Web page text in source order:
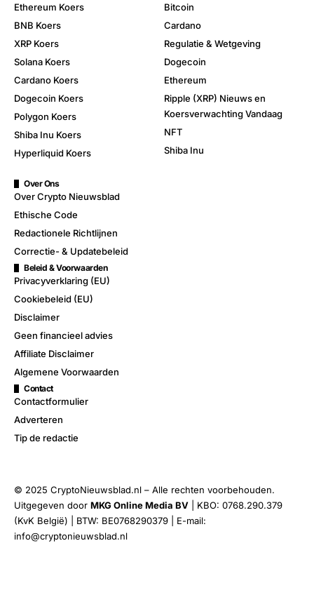
Ethereum Koers
BNB Koers
XRP Koers
Solana Koers
Cardano Koers
Dogecoin Koers
Polygon Koers
Shiba Inu Koers
Hyperliquid Koers
Bitcoin
Cardano
Regulatie & Wetgeving
Dogecoin
Ethereum
Ripple (XRP) Nieuws en
Koersverwachting Vandaag
NFT
Shiba Inu
Over Ons
Over Crypto Nieuwsblad
Ethische Code
Redactionele Richtlijnen
Correctie- & Updatebeleid
Beleid & Voorwaarden
Privacyverklaring (EU)
Cookiebeleid (EU)
Disclaimer
Geen financieel advies
Affiliate Disclaimer
Algemene Voorwaarden
Contact
Contactformulier
Adverteren
Tip de redactie
© 2025 CryptoNieuwsblad.nl – Alle rechten voorbehouden.
Uitgegeven door MKG Online Media BV | KBO: 0768.290.379
(KvK België) | BTW: BE0768290379 | E-mail:
info@cryptonieuwsblad.nl